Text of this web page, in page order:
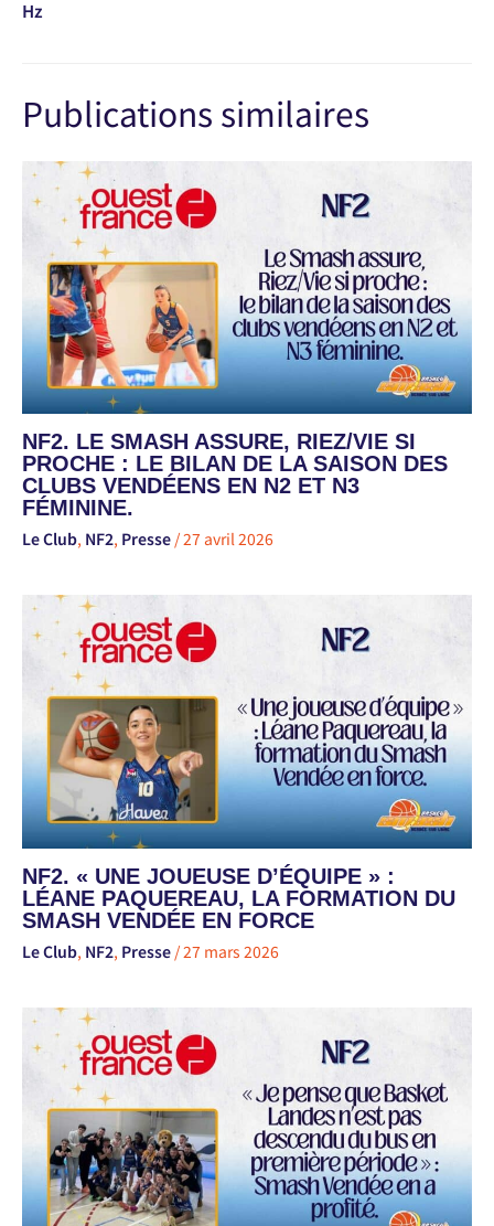
Publications similaires
NF2. LE SMASH ASSURE, RIEZ/VIE SI
PROCHE : LE BILAN DE LA SAISON DES
CLUBS VENDÉENS EN N2 ET N3
FÉMININE.
Le Club, NF2, Presse /27 avril 2026
NF2. « UNE JOUEUSE D’ÉQUIPE » :
LÉANE PAQUEREAU, LA FORMATION DU
SMASH VENDÉE EN FORCE
Le Club, NF2, Presse /27 mars 2026